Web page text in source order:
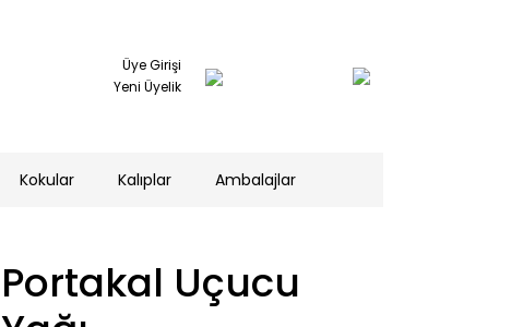
Üye Girişi
Yeni Üyelik
Kokular Kalıplar Ambalajlar
Portakal Uçucu